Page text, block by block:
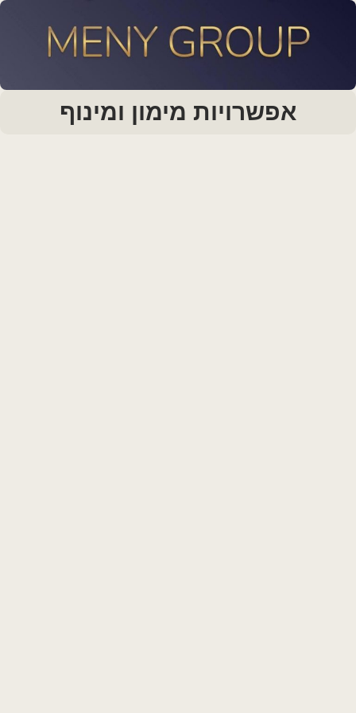
אפשרויות מימון ומינוף